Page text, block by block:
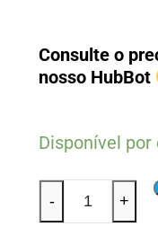
Consulte o
nosso HubBot
Disponível por
- +